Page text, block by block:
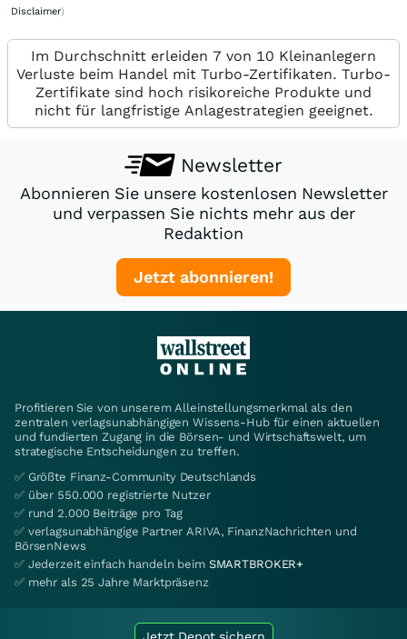
Disclaimer)
Im Durchschnitt erleiden 7 von 10 Kleinanlegern
Verluste beim Handel mit Turbo-Zertifikaten. Turbo-
Zertifikate sind hoch risikoreiche Produkte und
nicht für langfristige Anlagestrategien geeignet.
Newsletter
Abonnieren Sie unsere kostenlosen Newsletter
und verpassen Sie nichts mehr aus der
Redaktion
Jetzt abonnieren!
Profitieren Sie von unserem Alleinstellungsmerkmal als den
zentralen verlagsunabhängigen Wissens-Hub für einen aktuellen
und fundierten Zugang in die Börsen- und Wirtschaftswelt, um
strategische Entscheidungen zu treffen.
✅ Größte Finanz-Community Deutschlands
✅ über 550.000 registrierte Nutzer
✅ rund 2.000 Beiträge pro Tag
✅ verlagsunabhängige Partner ARIVA, FinanzNachrichten und
BörsenNews
✅ Jederzeit einfach handeln beim SMARTBROKER+
✅ mehr als 25 Jahre Marktpräsenz